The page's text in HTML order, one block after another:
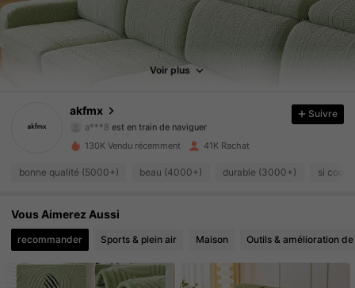
Voir plus
akfmx
4.89 6K Suiveurs
6K Suiveurs
a***8est en train de naviguer
4.89
6K Suiveurs
4.89 6K Suiveurs
4.89 6K Suiveurs
Suivre
130K Vendu récemment 41K Rachat
bonne qualité (5000+) beau (4000+) durable (3000+) si cool
Vous Aimerez Aussi
recommander Sports & plein air Maison Outils & amélioration